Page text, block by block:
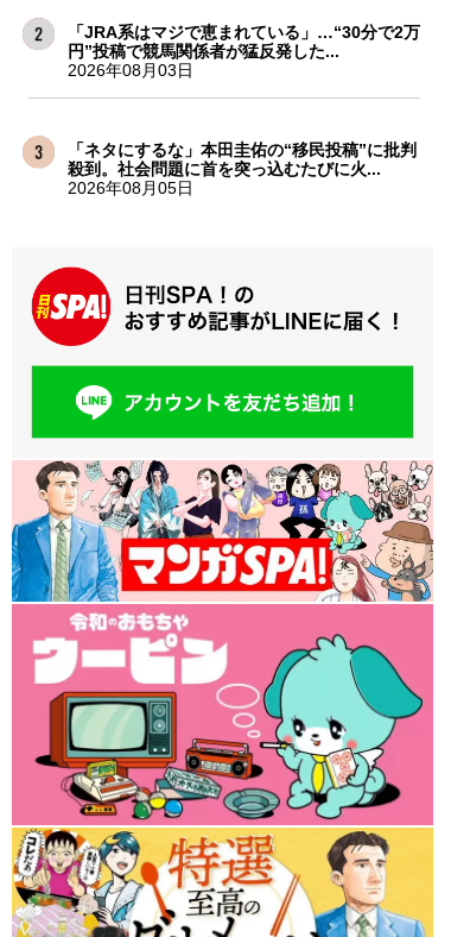
「JRA系はマジで恵まれている」…“30分で2万
円”投稿で競馬関係者が猛反発した...
2026年08月03日
「ネタにするな」本田圭佑の“移民投稿”に批判
殺到。社会問題に首を突っ込むたびに火...
2026年08月05日